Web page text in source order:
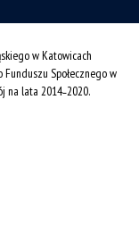
w Katowicach
Społecznego w
na lata 2014˗2020.